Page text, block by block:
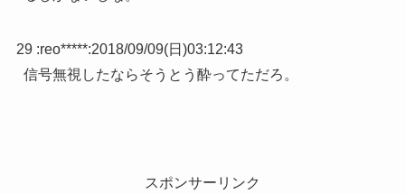
29 :reo*****:2018/09/09(日)03:12:43
信号無視したならそうとう酔ってただろ。
スポンサーリンク